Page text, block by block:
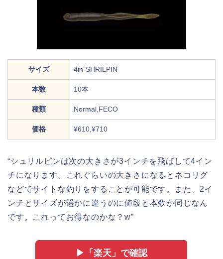
サイズ 4in”SHRILPIN
本数 10本
種類 Normal,FECO
価格 ¥610,¥710
“シュリルピンは次の大きさが3インチを飛ばして4イン
チになります。これぐらいの大きさになるとネコリグ
などでサイトな釣りをすることが可能です。また、2イ
ンチとサイズが遥かに違うのに値段と本数が同じなん
です。これってお得なのかな？w”
▶︎「楽天」で確認